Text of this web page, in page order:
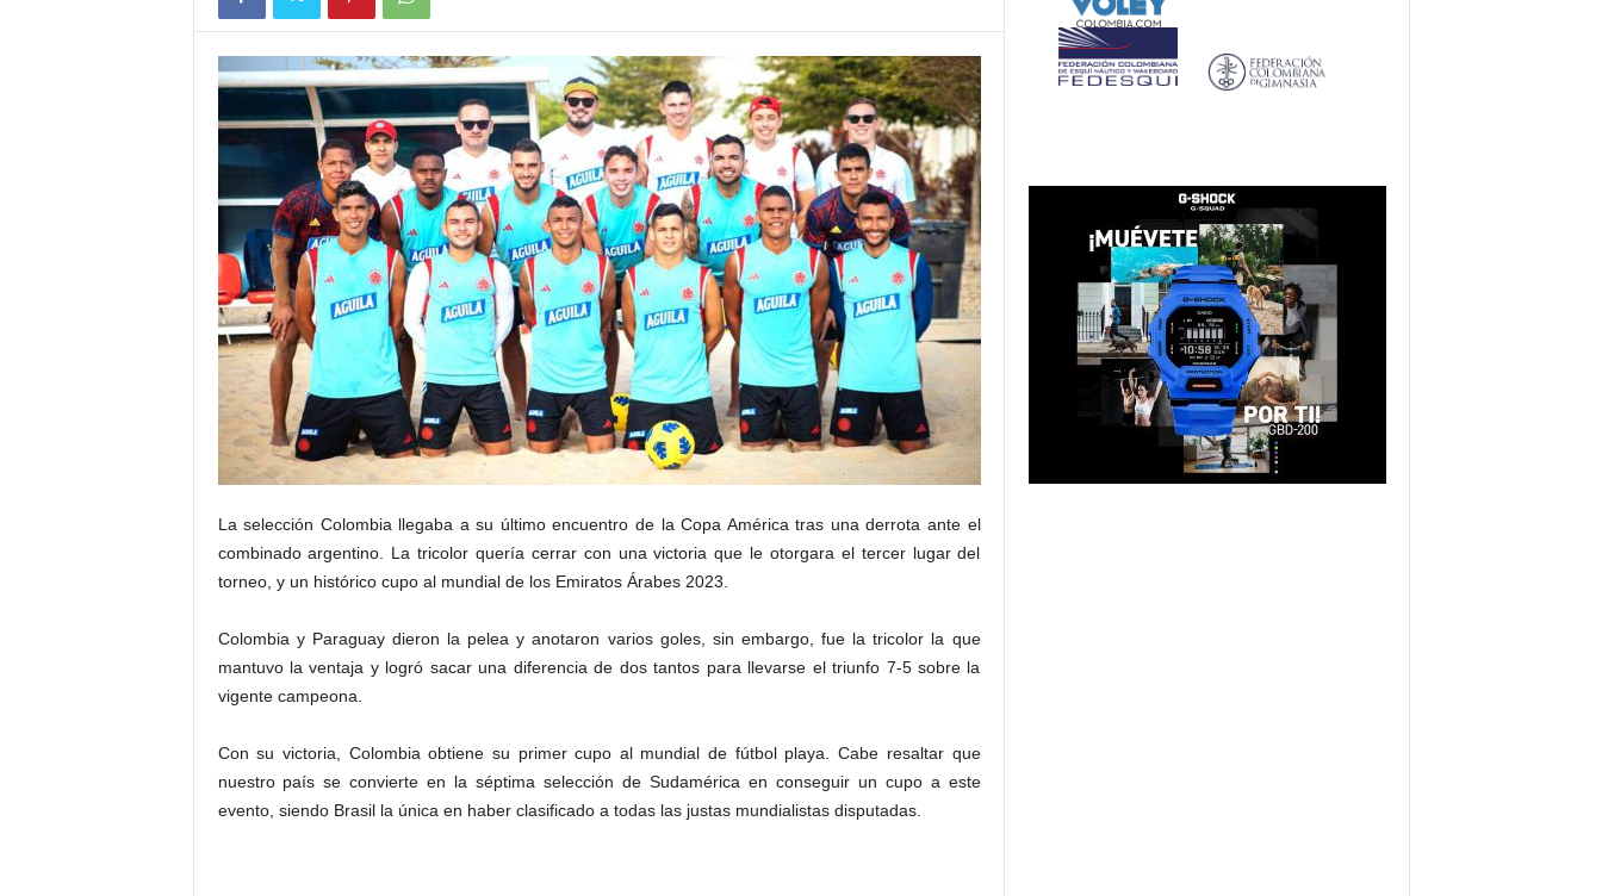
La selección Colombia llegaba a su último encuentro de la Copa América tras una derrota ante el
combinado argentino. La tricolor quería cerrar con una victoria que le otorgara el tercer lugar del
torneo, y un histórico cupo al mundial de los Emiratos Árabes 2023.
Colombia y Paraguay dieron la pelea y anotaron varios goles, sin embargo, fue la tricolor la que
mantuvo la ventaja y logró sacar una diferencia de dos tantos para llevarse el triunfo 7-5 sobre la
vigente campeona.
Con su victoria, Colombia obtiene su primer cupo al mundial de fútbol playa. Cabe resaltar que
nuestro país se convierte en la séptima selección de Sudamérica en conseguir un cupo a este
evento, siendo Brasil la única en haber clasificado a todas las justas mundialistas disputadas.